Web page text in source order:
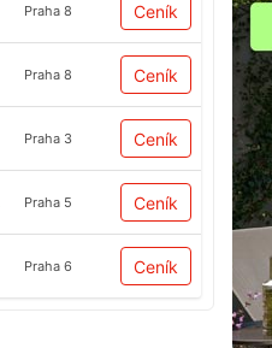
Praha 8 Ceník
Praha 8 Ceník
Praha 3 Ceník
Praha 5 Ceník
Praha 6 Ceník